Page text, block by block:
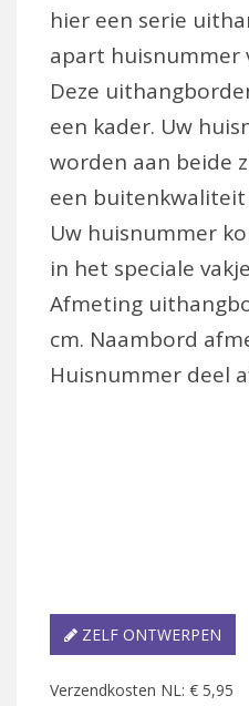
hier een serie
apart huisnummer
Deze
een kader. Uw
worden aan beide
een
Uw huisnummer
in het speciale vakje
Afmeting
cm. Naambord
Huisnummer deel
ZELF ONTWERPEN
Verzendkosten NL: € 5,95